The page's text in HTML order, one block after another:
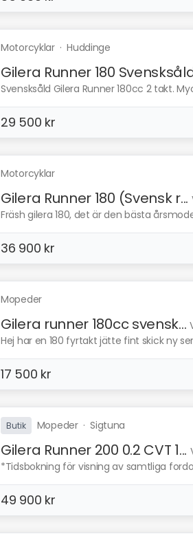
Motorcyklar·Huddinge
Gilera Runner 180
Svensksåld Gilera Runner 180cc 2 takt.
29 500 kr
Motorcyklar
Gilera Runner 180 (Svensk r...
Fräsh gilera 180, det är den bästa
36 900 kr
Mopeder
Gilera runner 180cc svensk...
Hej har en 180 fyrtakt jätte fint skick ny
17 500 kr
Butik Mopeder·Sigtuna
Gilera Runner 200 0.2 CVT 1...
*Tidsbokning för visning av samtliga
49 900 kr